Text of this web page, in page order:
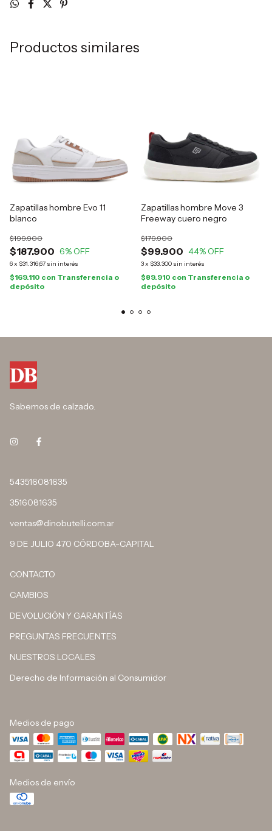
Productos similares
Zapatillas hombre Evo 11
blanco
$187.900
$199.900
6% OFF
6x $31.316,67 sin interés
$169.110 con Transferencia o
depósito
Zapatillas hombre Move 3
Freeway cuero negro
$99.900
$179.900
44% OFF
3x $33.300 sin interés
$89.910 con Transferencia o
depósito
Sabemos de calzado.
543516081635
3516081635
ventas@dinobutelli.com.ar
9 DE JULIO 470 CÓRDOBA-CAPITAL
CONTACTO
CAMBIOS
DEVOLUCIÓN Y GARANTÍAS
PREGUNTAS FRECUENTES
NUESTROS LOCALES
Derecho de Información al Consumidor
Medios de pago
Medios de envío